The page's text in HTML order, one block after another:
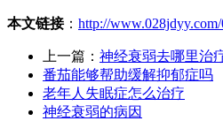
本文链接： http://
上一篇： 神经衰弱去哪里治
番茄能够帮助缓解抑郁症吗
老年人失眠症怎么治疗
神经衰弱的病因